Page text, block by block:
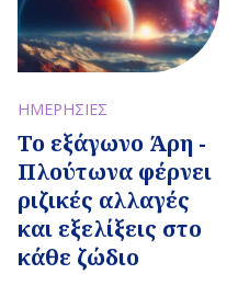
ΗΜΕΡΗΣΙΕΣ
Το εξάγωνο Άρη -
Πλούτωνα φέρνει
ριζικές αλλαγές
και εξελίξεις στο
κάθε ζώδιο